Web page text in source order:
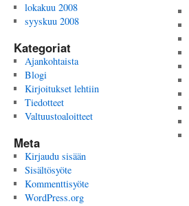
lokakuu 2008
syyskuu 2008
Kategoriat
Ajankohtaista
Blogi
Kirjoitukset lehtiin
Tiedotteet
Valtuustoaloitteet
Meta
Kirjaudu sisään
Sisältösyöte
Kommenttisyöte
WordPress.org